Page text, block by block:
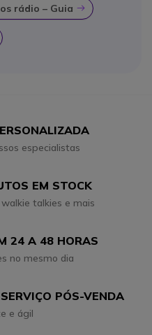
rádio – Guia Icon
Icon
especialistas
EM STOCK
talkies e mais
24 A 48 HORAS
no mesmo dia
PÓS-VENDA
e ágil